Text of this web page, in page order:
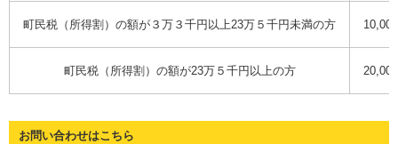
町民税（所得割）の額が３万３千円以上23万５千円未満の方
町民税（所得割）の額が23万５千円以上の方
お問い合わせはこちら